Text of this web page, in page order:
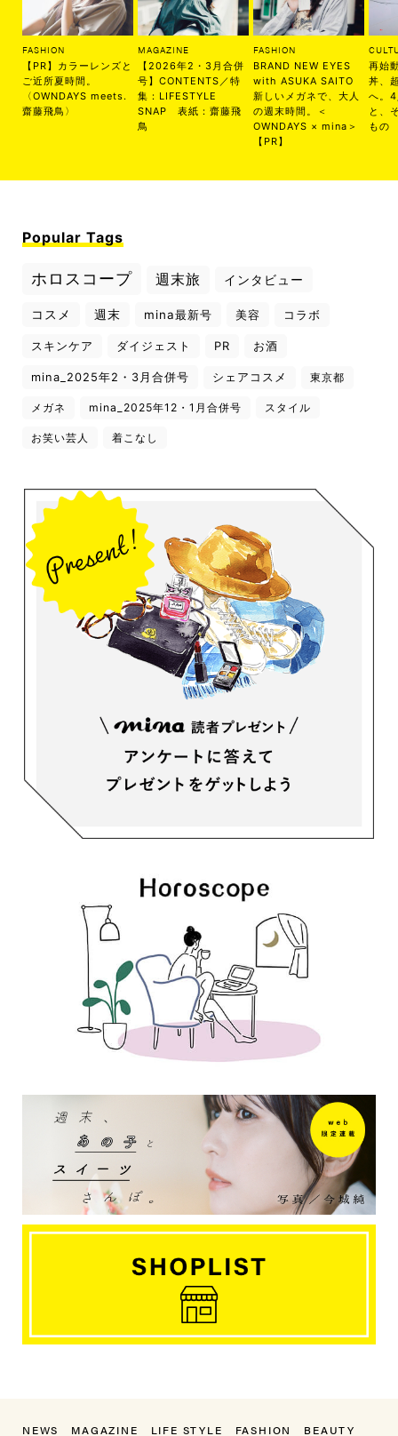
FASHION
【PR】カラーレンズと
ご近所夏時間。
〈OWNDAYS meets.
齋藤飛鳥〉
MAGAZINE
【2026年2・3月合併
号】CONTENTS／特
集：LIFESTYLE
SNAP 表紙：齋藤飛
鳥
FASHION
BRAND NEW EYES
with ASUKA SAITO
新しいメガネで、大人
の週末時間。＜
OWNDAYS × mina＞
【PR】
再始
丼、
へ。
と、
もの
Popular Tags
ホロスコープ 週末旅 インタビュー
コスメ 週末 mina最新号 美容 コラボ
スキンケア ダイジェスト PR お酒
mina_2025年2・3月合併号 シェアコスメ 東京都
メガネ mina_2025年12・1月合併号 スタイル
お笑い芸人 着こなし
NEWS MAGAZINE LIFE STYLE FASHION BEAUTY